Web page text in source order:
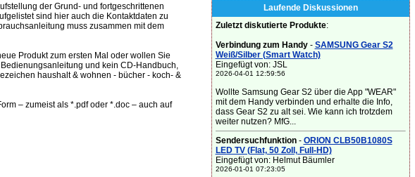
der Grund- und fortgeschrittenen
sind hier auch die Kontaktdaten zu
muss zusammen mit dem
Produkt zum ersten Mal oder wollen Sie
und kein CD-Handbuch,
haushalt & wohnen - bücher - koch- &
– zumeist als *.pdf oder *.doc – auch auf
Laufende Diskussionen
Zuletzt diskutierte Produkte:
Verbindung zum Handy- SAMSUNG Gear S2
Weiß/Silber (Smart Watch)
Eingefügt von: JSL
2026-04-01 12:59:56
Wollte Samsung Gear S2 über die App "WEAR"
mit dem Handy verbinden und erhalte die Info,
dass Gear S2 zu alt sei. Wie kann ich trotzdem
weiter nutzen? MfG...
Sendersuchfunktion- ORION CLB50B1080S
LED TV (Flat, 50 Zoll, Full-HD)
Eingefügt von: Helmut Bäumler
2026-01-01 07:23:05